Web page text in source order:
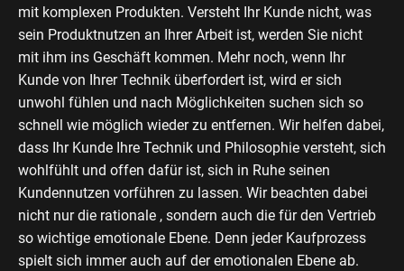
mit komplexen Produkten. Versteht Ihr Kunde nicht, was
sein Produktnutzen an Ihrer Arbeit ist, werden Sie nicht
mit ihm ins Geschäft kommen. Mehr noch, wenn Ihr
Kunde von Ihrer Technik überfordert ist, wird er sich
unwohl fühlen und nach Möglichkeiten suchen sich so
schnell wie möglich wieder zu entfernen. Wir helfen dabei,
dass Ihr Kunde Ihre Technik und Philosophie versteht, sich
wohlfühlt und offen dafür ist, sich in Ruhe seinen
Kundennutzen vorführen zu lassen. Wir beachten dabei
nicht nur die rationale , sondern auch die für den Vertrieb
so wichtige emotionale Ebene. Denn jeder Kaufprozess
spielt sich immer auch auf der emotionalen Ebene ab.